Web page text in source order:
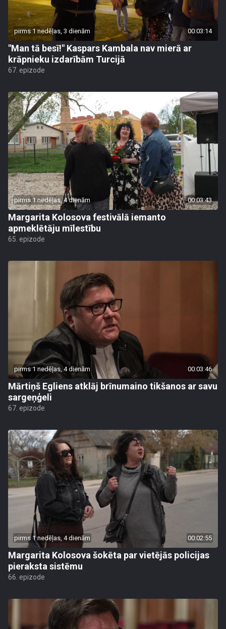
pirms 1 nedēļas, 3 dienām 00:03:14
"Man tā besī!" Kaspars Kambala nav mierā ar
krāpnieku izdarībām Turcijā
67. epizode
pirms 1 nedēļas, 4 dienām 00:03:43
Margarita Kolosova festivālā iemanto
apmeklētāju mīlestību
65. epizode
pirms 1 nedēļas, 4 dienām 00:03:46
Mārtiņš Egliens atklāj brīnumaino tikšanos ar savu
sargeņģeli
67. epizode
pirms 1 nedēļas, 4 dienām 00:02:55
Margarita Kolosova šokēta par vietējās policijas
pieraksta sistēmu
66. epizode